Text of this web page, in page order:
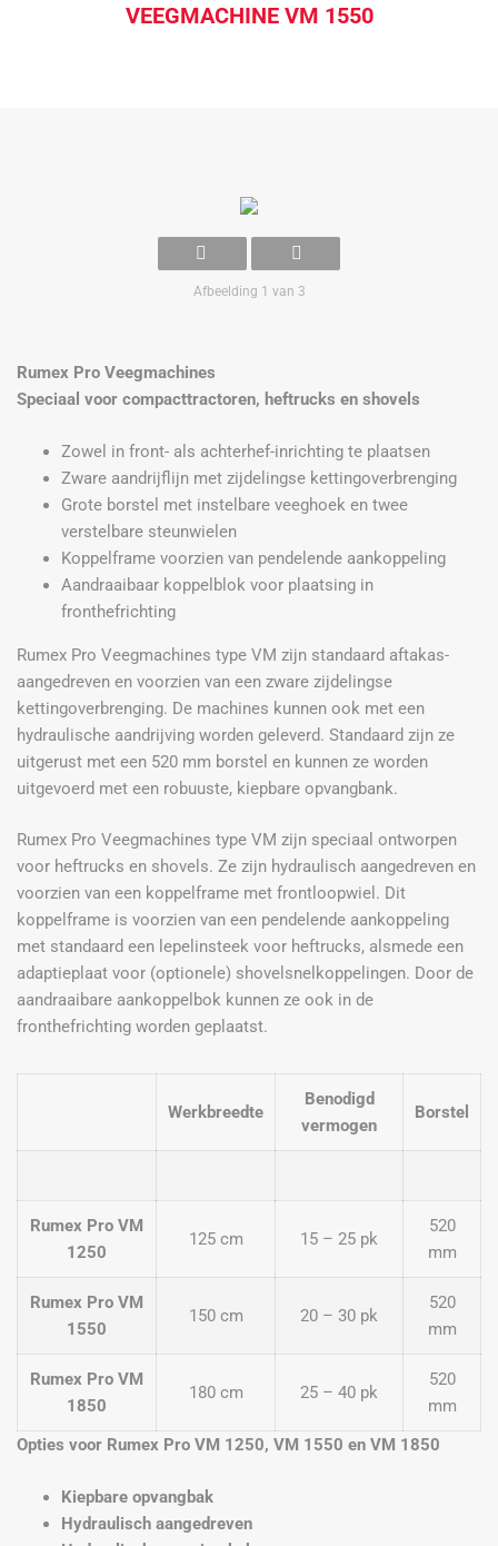
VEEGMACHINE VM 1550
Afbeelding 1 van 3
Rumex Pro Veegmachines
Speciaal voor compacttractoren, heftrucks en shovels
Zowel in front- als achterhef-inrichting te plaatsen
Zware aandrijflijn met zijdelingse kettingoverbrenging
Grote borstel met instelbare veeghoek en twee
verstelbare steunwielen
Koppelframe voorzien van pendelende aankoppeling
Aandraaibaar koppelblok voor plaatsing in
fronthefrichting
Rumex Pro Veegmachines type VM zijn standaard aftakas-
aangedreven en voorzien van een zware zijdelingse
kettingoverbrenging. De machines kunnen ook met een
hydraulische aandrijving worden geleverd. Standaard zijn ze
uitgerust met een 520 mm borstel en kunnen ze worden
uitgevoerd met een robuuste, kiepbare opvangbank.
Rumex Pro Veegmachines type VM zijn speciaal ontworpen
voor heftrucks en shovels. Ze zijn hydraulisch aangedreven en
voorzien van een koppelframe met frontloopwiel. Dit
koppelframe is voorzien van een pendelende aankoppeling
met standaard een lepelinsteek voor heftrucks, alsmede een
adaptieplaat voor (optionele) shovelsnelkoppelingen. Door de
aandraaibare aankoppelbok kunnen ze ook in de
fronthefrichting worden geplaatst.
Werkbreedte
Benodigd
vermogen
Borstel
Rumex Pro VM
1250
125 cm 15 – 25 pk
520
mm
Rumex Pro VM
1550
150 cm 20 – 30 pk
520
mm
Rumex Pro VM
1850
180 cm 25 – 40 pk
520
mm
Opties voor Rumex Pro VM 1250, VM 1550 en VM 1850
Kiepbare opvangbak
Hydraulisch aangedreven